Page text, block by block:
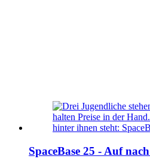
SpaceBase 25 - Auf